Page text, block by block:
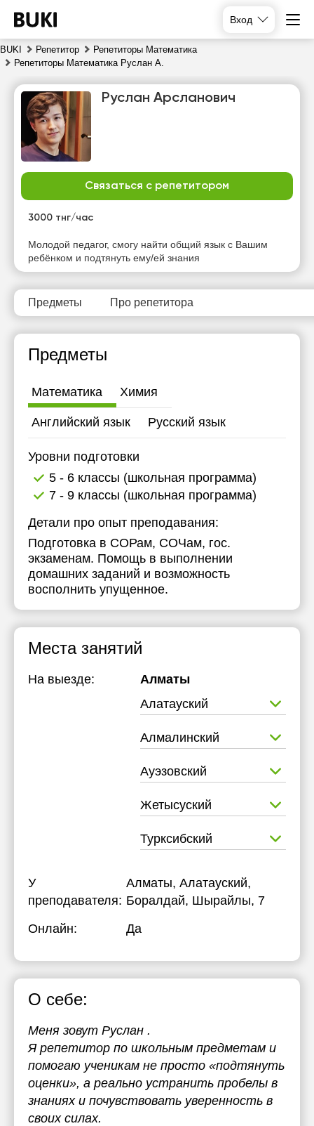
Вход
BUKI Репетитор
Репетиторы Математика
Репетиторы Математика Руслан А.
Руслан Арсланович
Связаться с репетитором
3000 тнг/час
Молодой педагог, смогу найти общий язык с Вашим
ребёнком и подтянуть ему/ей знания
Предметы Про репетитора
Предметы
Математика Химия
Английский язык Русский язык
Уровни подготовки
5 - 6 классы (школьная программа)
7 - 9 классы (школьная программа)
Детали про опыт преподавания:
Подготовка в СОРам, СОЧам, гос.
экзаменам. Помощь в выполнении
домашних заданий и возможность
восполнить упущенное.
Места занятий
На выезде:
Алматы
Алатауский
Алмалинский
Ауэзовский
Жетысуский
Турксибский
У
преподавателя:
Алматы, Алатауский,
Боралдай, Шырайлы, 7
Онлайн:
Да
О себе:
Меня зовут Руслан .
Я репетитор по школьным предметам и
помогаю ученикам не просто «подтянуть
оценки», а реально устранить пробелы в
знаниях и почувствовать уверенность в
своих силах.
вс
пн
Нет
свободных
19:00
19:30
20:00
21:00
Нет
свободных
Нет